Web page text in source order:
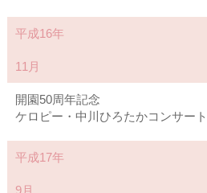
平成16年
11月
開園50周年記念
ケロピー・中川ひろたかコンサート
平成17年
9月